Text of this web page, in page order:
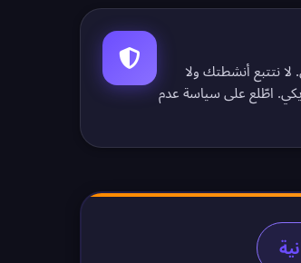
نتتبع أنشطتك ولا
سياسة عدم